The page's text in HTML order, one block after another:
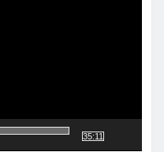
35:11